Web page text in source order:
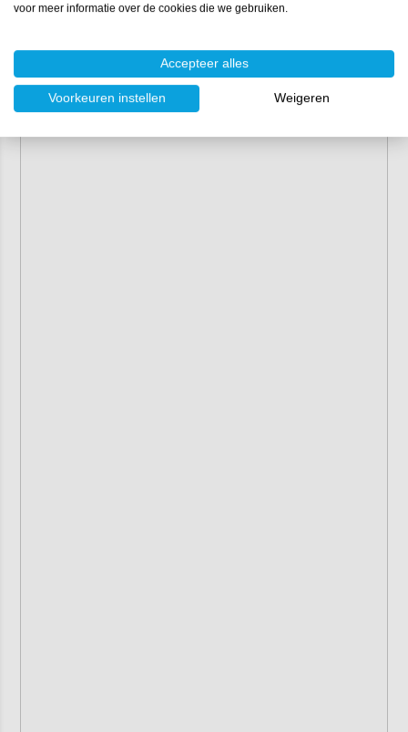
voor meer informatie over de cookies die we gebruiken.
Accepteer alles
Voorkeuren instellen Weigeren